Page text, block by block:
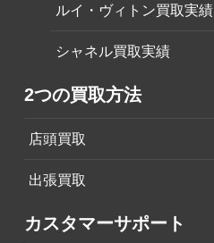
ルイ・ヴィトン買取実績
シャネル買取実績
2つの買取方法
店頭買取
出張買取
カスタマーサポート